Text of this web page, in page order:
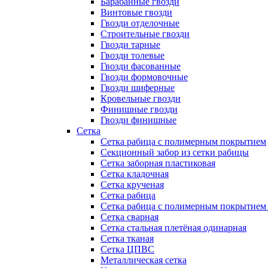
Винтовые гвозди
Гвозди отделочные
Строительные гвозди
Гвозди тарные
Гвозди толевые
Гвозди фасованные
Гвозди формовочные
Гвозди шиферные
Кровельные гвозди
Финишные гвозди
Гвозди финишные
Сетка
Сетка рабица с полимерным покрытием
Секционный забор из сетки рабицы
Сетка заборная пластиковая
Сетка кладочная
Сетка крученая
Сетка рабица
Сетка рабица с полимерным покрытием
Сетка сварная
Сетка стальная плетёная одинарная
Сетка тканая
Сетка ЦПВС
Металлическая сетка